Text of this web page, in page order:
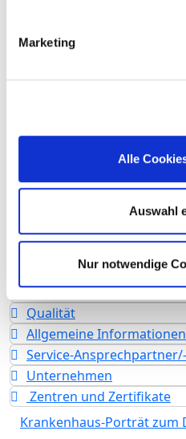
Marketing
Alle
Auswahl
Nur notwendige
Teilstationäre Fallzahl:
Krankenhausträger:
Gesundheit GmbH
Akademisches
Fachabteilungen
Leistungen & Service
Qualität
Allgemeine Informationen
Service-
Unternehmen
Zentren und Zertifikate
Krankenhaus-Porträt zum